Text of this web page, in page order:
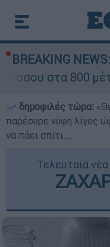
BREAKING NEWS:
μέτρα στο
δημοφιλές τώρα:
παρέσυρε νύφη λίγες
να πάει σπίτι...
Τελευταία νέα